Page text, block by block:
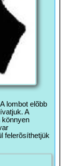
lombot elõbb
A
könnyen
felerõsíthetjük